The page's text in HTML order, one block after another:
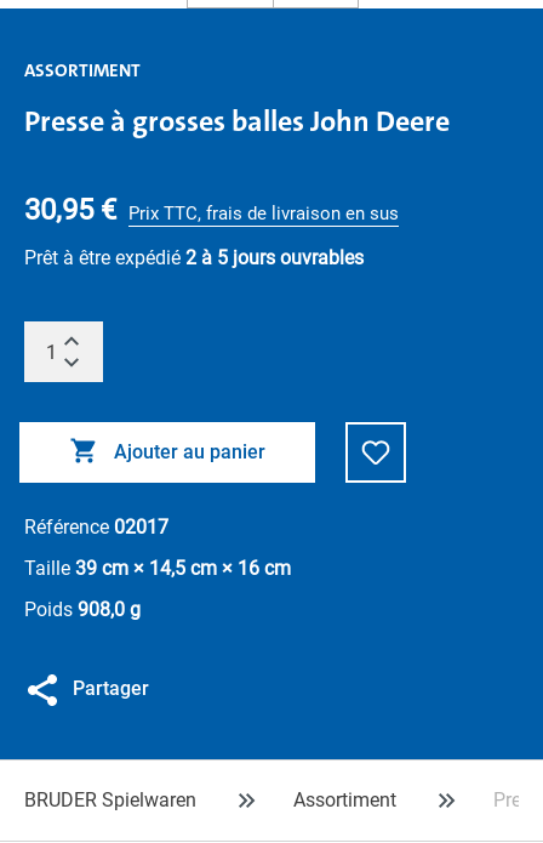
ASSORTIMENT
Presse à grosses balles John Deere
30,95 € Prix TTC, frais de livraison en sus
Prêt à être expédié 2 à 5 jours ouvrables
Ajouter au panier
Référence 02017
Taille 39 cm × 14,5 cm × 16 cm
Poids 908,0 g
Partager
BRUDER Spielwaren Assortiment